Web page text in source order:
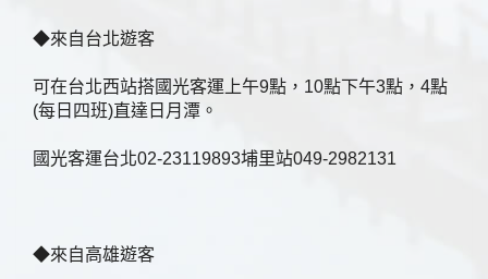
◆來自台北遊客
可在台北西站搭國光客運上午9點，10點下午3點，4點
(每日四班)直達日月潭。
國光客運台北02-23119893埔里站049-2982131
◆來自高雄遊客